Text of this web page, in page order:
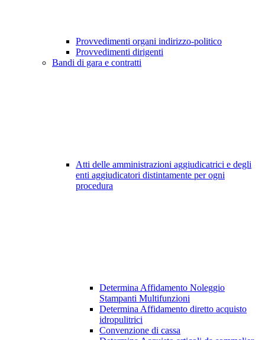
Provvedimenti organi indirizzo-politico
Provvedimenti dirigenti
Bandi di gara e contratti
Atti delle amministrazioni aggiudicatrici e degli
enti aggiudicatori distintamente per ogni
procedura
Determina Affidamento Noleggio
Stampanti Multifunzioni
Determina Affidamento diretto acquisto
idropulitrici
Convenzione di cassa